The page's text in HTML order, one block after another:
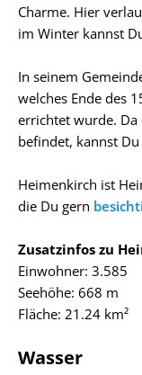
Charme. Hier
im Winter kannst
In seinem
welches Ende des
errichtet wurde.
befindet, kannst
Heimenkirch ist
die Du gern
Zusatzinfos zu
Einwohner: 3.585
Seehöhe: 668 m
Fläche: 21.24 km²
Wasser